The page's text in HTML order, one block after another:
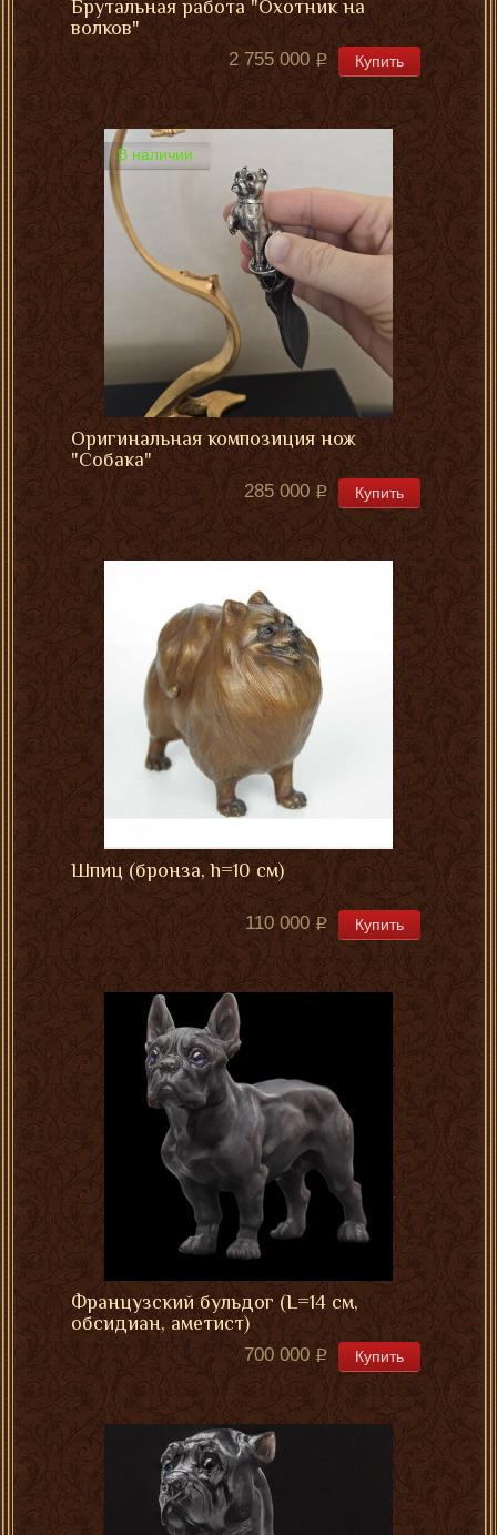
Брутальная работа "Охотник на
волков"
2 755 000 Купить
В наличии
Оригинальная композиция нож
"Собака"
285 000 Купить
Шпиц (бронза, h=10 см)
110 000 Купить
Французский бульдог (L=14 см,
обсидиан, аметист)
700 000 Купить